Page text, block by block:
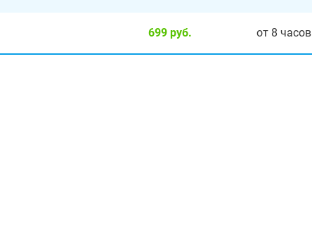
699 руб. от 8 часов